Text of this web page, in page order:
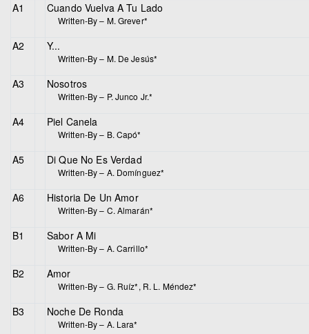
A1 Cuando Vuelva A Tu Lado
Written-By – M. Grever*
A2 Y...
Written-By – M. De Jesús*
A3 Nosotros
Written-By – P. Junco Jr.*
A4 Piel Canela
Written-By – B. Capó*
A5 Di Que No Es Verdad
Written-By – A. Domínguez*
A6 Historia De Un Amor
Written-By – C. Almarán*
B1 Sabor A Mi
Written-By – A. Carrillo*
B2 Amor
Written-By – G. Ruíz*, R. L. Méndez*
B3 Noche De Ronda
Written-By – A. Lara*